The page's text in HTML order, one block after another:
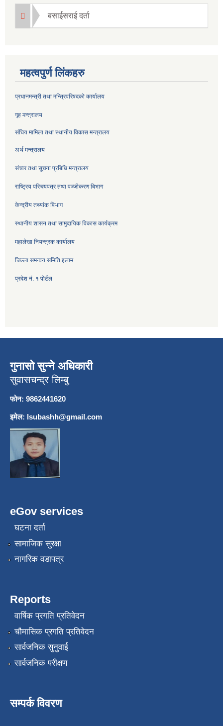
बसाईसराई दर्ता
महत्वपुर्ण लिंकहरु
प्रधानमन्त्री तथा मन्त्रिपरिषदको कार्यालय
गृह मन्त्रालय
संघिय मामिला तथा स्थानीय विकास मन्त्रालय
अर्थ मन्त्रालय
संचार तथा सूचना प्रबिधि मन्त्रालय
राष्ट्रिय परिचयपत्र तथा पञ्जीकरण बिभाग
केन्द्रीय तथ्यांक बिभाग
स्थानीय शासन तथा सामुदायिक विकास कार्यक्रम
महालेखा नियन्त्रक कार्यालय
जिल्ला समन्वय समिति इलाम
प्रदेश नं. १ पोर्टल
गुनासो सुन्ने अधिकारी
सुवासचन्द्र लिम्बु
फोन: 9862441620
इमेल: lsubashh@gmail.com
eGov services
घटना दर्ता
सामाजिक सुरक्षा
नागरिक वडापत्र
Reports
वार्षिक प्रगति प्रतिवेदन
चौमासिक प्रगति प्रतिवेदन
सार्वजनिक सुनुवाई
सार्वजनिक परीक्षण
सम्पर्क विवरण